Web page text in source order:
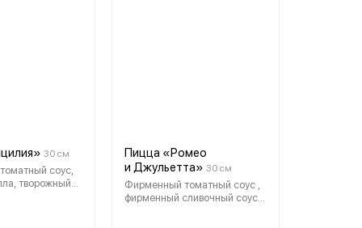
30 см
соус,
творожный
Пицца «Ромео
и Джульетта» 30 см
Фирменный томатный соус ,
фирменный сливочный соус,